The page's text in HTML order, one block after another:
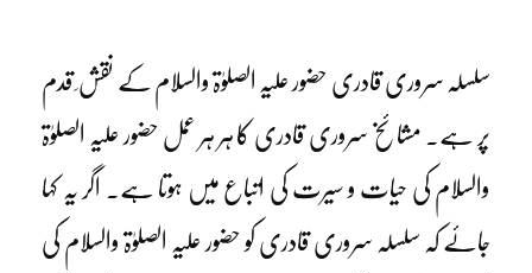
سلسلہ سروری قادری حضور علیہ الصلوٰۃ والسلام کے نقش ِ قدم
پر ہے۔ مشائخ سروری قادری کا ہر ہر عمل حضور علیہ الصلوٰۃ
والسلام کی حیات و سیرت کی اتباع میں ہوتا ہے۔ اگر یہ کہا
جائے کہ سلسلہ سروری قادری کو حضور علیہ الصلوٰۃ والسلام کی